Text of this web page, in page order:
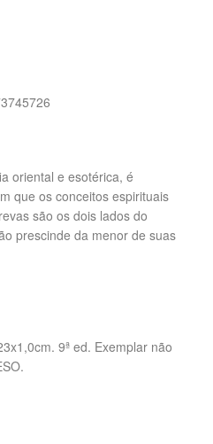
oriental e esotérica, é
que os conceitos espirituais
são os dois lados do
prescinde da menor de suas
9ª ed. Exemplar não